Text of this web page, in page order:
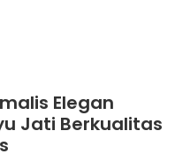
Elegan
Jati Berkualitas